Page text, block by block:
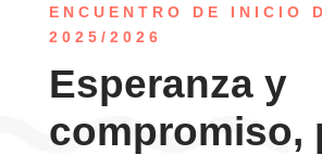
ENCUENTRO DE INICIO
2025/2026
Esperanza y
compromiso,